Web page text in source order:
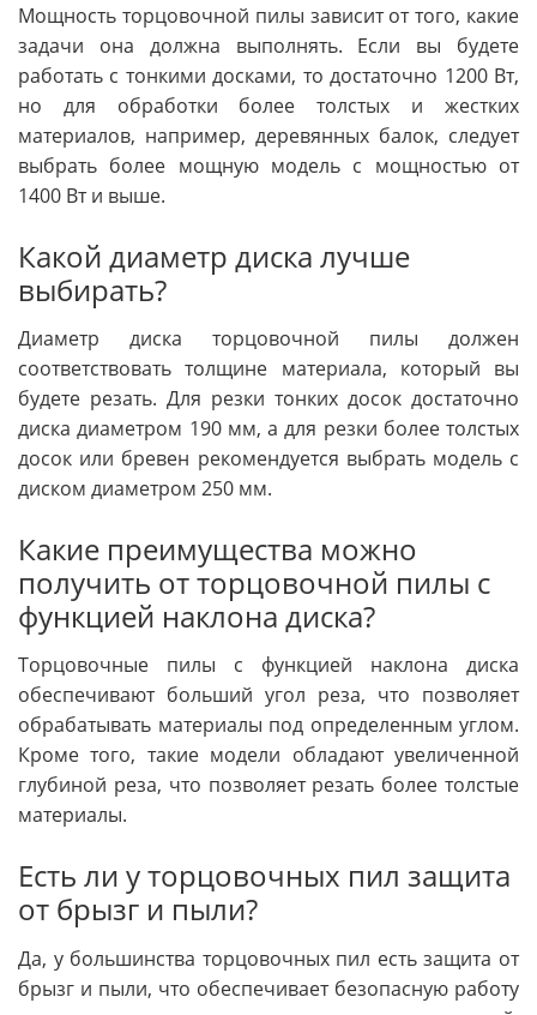
Мощность торцовочной пилы зависит от того, какие
задачи она должна выполнять. Если вы будете
работать с тонкими досками, то достаточно 1200 Вт,
но для обработки более толстых и жестких
материалов, например, деревянных балок, следует
выбрать более мощную модель с мощностью от
1400 Вт и выше.
Какой диаметр диска лучше
выбирать?
Диаметр диска торцовочной пилы должен
соответствовать толщине материала, который вы
будете резать. Для резки тонких досок достаточно
диска диаметром 190 мм, а для резки более толстых
досок или бревен рекомендуется выбрать модель с
диском диаметром 250 мм.
Какие преимущества можно
получить от торцовочной пилы с
функцией наклона диска?
Торцовочные пилы с функцией наклона диска
обеспечивают больший угол реза, что позволяет
обрабатывать материалы под определенным углом.
Кроме того, такие модели обладают увеличенной
глубиной реза, что позволяет резать более толстые
материалы.
Есть ли у торцовочных пил защита
от брызг и пыли?
Да, у большинства торцовочных пил есть защита от
брызг и пыли, что обеспечивает безопасную работу